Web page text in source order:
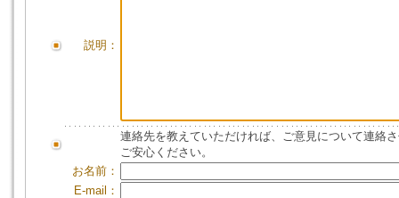
説明：
連絡先を教えていただければ、ご意見について連絡
ご安心ください。
お名前：
E-mail：